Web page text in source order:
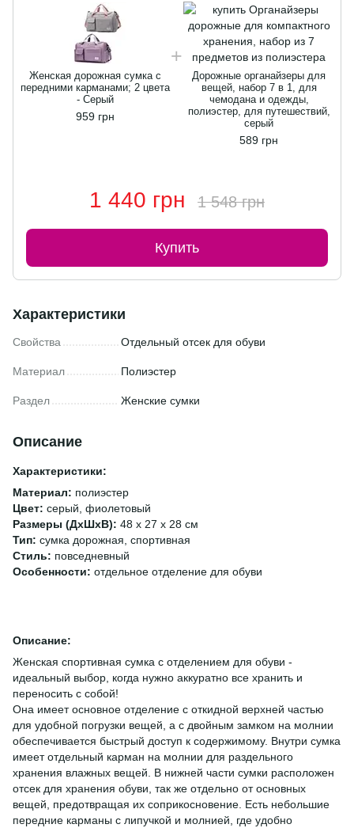
Женская дорожная сумка с
передними карманами; 2 цвета
- Серый
959 грн
Дорожные органайзеры для
вещей, набор 7 в 1, для
чемодана и одежды,
полиэстер, для путешествий,
серый
589 грн
1 440 грн 1 548 грн
Купить
Характеристики
Свойства Отдельный отсек для обуви
Материал Полиэстер
Раздел Женские сумки
Описание
Характеристики:
Материал: полиэстер
Цвет: серый, фиолетовый
Размеры (ДхШхВ): 48 х 27 х 28 см
Тип: сумка дорожная, спортивная
Стиль: повседневный
Особенности: отдельное отделение для обуви
Описание:
Женская спортивная сумка с отделением для обуви -
идеальный выбор, когда нужно аккуратно все хранить и
переносить с собой!
Она имеет основное отделение с откидной верхней частью
для удобной погрузки вещей, а с двойным замком на молнии
обеспечивается быстрый доступ к содержимому. Внутри сумка
имеет отдельный карман на молнии для раздельного
хранения влажных вещей. В нижней части сумки расположен
отсек для хранения обуви, так же отдельно от основных
вещей, предотвращая их соприкосновение. Есть небольшие
передние карманы с липучкой и молнией, где удобно